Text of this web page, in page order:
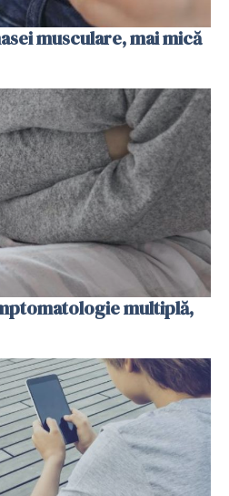
musculare, mai mică
multiplă,